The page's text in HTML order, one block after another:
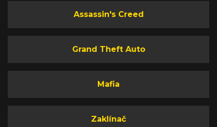
Assassin's Creed
Grand Theft Auto
Mafia
Zaklínač